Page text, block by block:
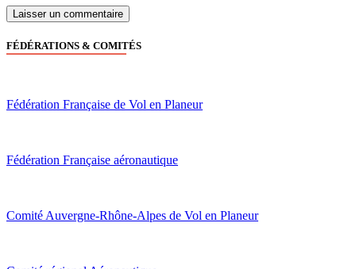
FÉDÉRATIONS & COMITÉS
Fédération Française de Vol en Planeur
Fédération Française aéronautique
Comité Auvergne-Rhône-Alpes de Vol en Planeur